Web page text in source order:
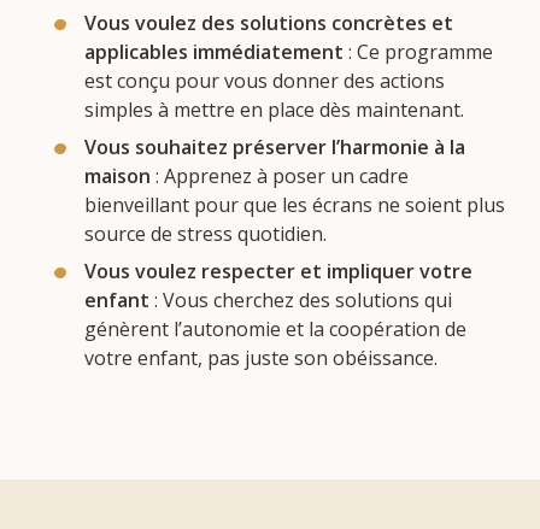
Vous voulez des solutions concrètes et
applicables immédiatement : Ce programme
est conçu pour vous donner des actions
simples à mettre en place dès maintenant.
Vous souhaitez préserver l’harmonie à la
maison : Apprenez à poser un cadre
bienveillant pour que les écrans ne soient plus
source de stress quotidien.
Vous voulez respecter et impliquer votre
enfant : Vous cherchez des solutions qui
génèrent l’autonomie et la coopération de
votre enfant, pas juste son obéissance.